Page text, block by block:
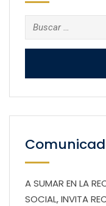
Buscar:
A SUMAR EN LA
SOCIAL, INVITA